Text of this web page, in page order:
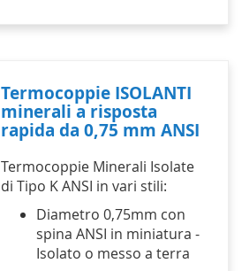
Termocoppie ISOLANTI
minerali a risposta
rapida da 0,75 mm ANSI
Termocoppie Minerali Isolate
di Tipo K ANSI in vari stili:
Diametro 0,75mm con
spina ANSI in miniatura -
Isolato o messo a terra